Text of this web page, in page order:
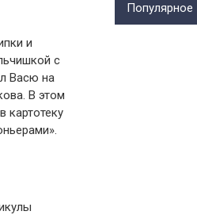
и
с
Васю на
В этом
картотеку
Популярное